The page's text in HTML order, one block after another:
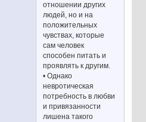
отношении других
людей, но и на
положительных
чувствах, которые
сам человек
способен питать и
проявлять к другим.
• Однако
невротическая
потребность в любви
и привязанности
лишена такого